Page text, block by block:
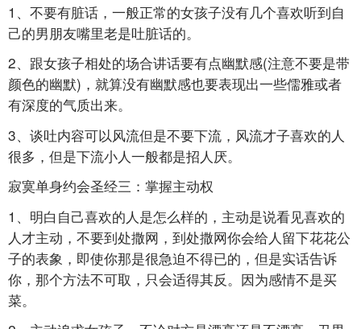
1、不要有脏话，一般正常的女孩子没有几个喜欢听到自
己的男朋友嘴里老是吐脏话的。
2、跟女孩子相处的场合讲话要有点幽默感(注意不要是带
颜色的幽默)，就算没有幽默感也要表现出一些儒雅或者
有深度的气质出来。
3、谈吐内容可以风流但是不要下流，风流才子喜欢的人
很多，但是下流小人一般都是招人厌。
寂寞单身约会圣经三：掌握主动权
1、明白自己喜欢的人是怎么样的，主动是说看见喜欢的
人才主动，不要到处撒网，到处撒网你会给人留下花花公
子的表象，即使你那是很急迫不得已的，但是实话告诉
你，那个方法不可取，只会适得其反。因为感情不是买
菜。